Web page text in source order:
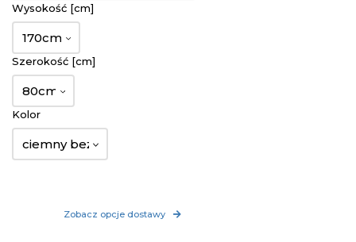
Wysokość [cm]
170cm
Szerokość [cm]
80cm
Kolor
ciemny beż
Zobacz opcje dostawy